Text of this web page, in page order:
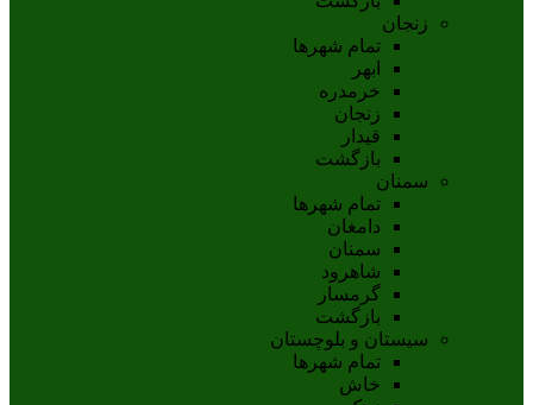
زنجان
تمام شهر‌ها
ابهر
خرمدره
زنجان
قيدار
بازگشت
سمنان
تمام شهر‌ها
دامغان
سمنان
شاهرود
گرمسار
بازگشت
سیستان و بلوچستان
تمام شهر‌ها
خاش